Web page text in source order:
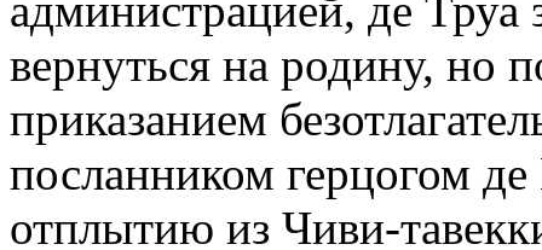
вернуться на родину, но
приказанием
посланником герцогом
отплытию из Чиви-